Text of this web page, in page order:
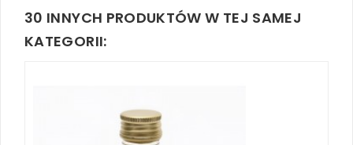
30 INNYCH PRODUKTÓW W TEJ SAMEJ
KATEGORII: